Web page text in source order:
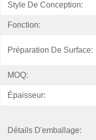
Style De Conception:
Fonction:
Préparation De Surface:
MOQ:
Épaisseur:
Détails D'emballage: